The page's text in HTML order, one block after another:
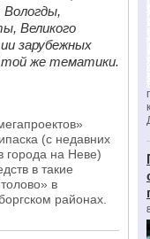
Вологды,
Великого
зарубежных
той же тематики.
(с недавних
города на Неве)
в такие
в
районах.